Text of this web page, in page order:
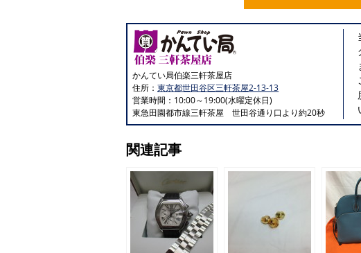
かんてい局伯楽三軒茶屋店
住所：東京都世田谷区三軒茶屋2-13-13
営業時間：10:00～19:00(水曜定休日)
東急田園都市線三軒茶屋 世田谷通り口より約20秒
関連記事